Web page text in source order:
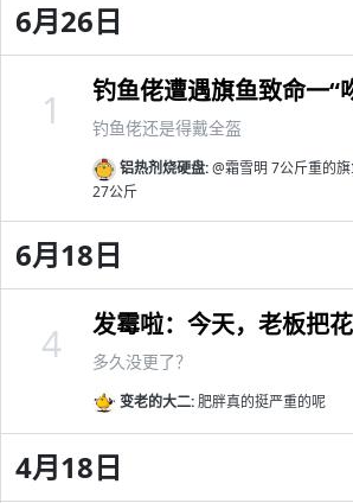
6月26日
钓鱼佬遭遇旗鱼致命一“
钓鱼佬还是得戴全盔
铝热剂烧硬盘:@霜雪明 7公斤重的
27公斤
1
6月18日
发霉啦：今天，老板把
多久没更了？
变老的大二:肥胖真的挺严重的呢
4
4月18日